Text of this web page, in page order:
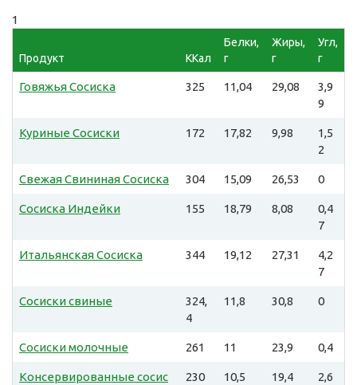
1
Продукт ККал
Белки,
г
Жиры,
г
Угл,
г
Говяжья Сосиска 325 11,04 29,08
3,9
9
Куриные Сосиски 172 17,82 9,98
1,5
2
Свежая Свининая Сосиска 304 15,09 26,53 0
Сосиска Индейки 155 18,79 8,08
0,4
7
Итальянская Сосиска 344 19,12 27,31
4,2
7
Сосиски свиные
324,
4
11,8 30,8 0
Сосиски молочные 261 11 23,9 0,4
Консервированные сосис
230 10,5 19,4 2,6